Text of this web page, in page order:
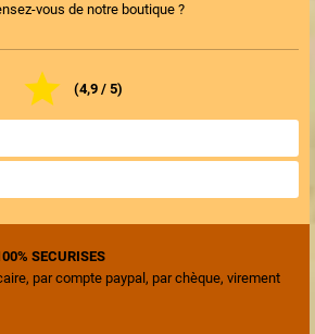
vous de notre boutique ?
 (4,9 / 5)
SECURISES
par compte paypal, par chèque, virement